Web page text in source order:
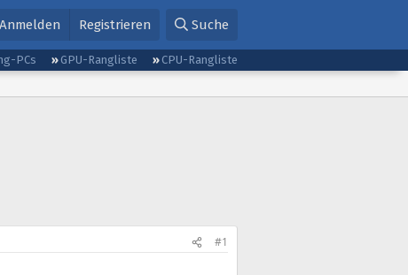
Anmelden Registrieren Suche
PCs GPU-Rangliste
CPU-Rangliste
#1